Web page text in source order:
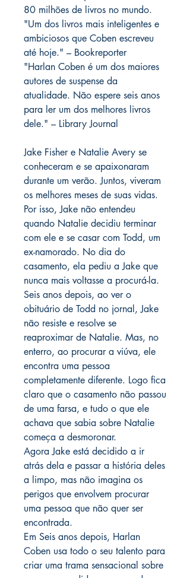
80 milhões de livros no mundo.
"Um dos livros mais inteligentes e
ambiciosos que Coben escreveu
até hoje." – Bookreporter
"Harlan Coben é um dos maiores
autores de suspense da
atualidade. Não espere seis anos
para ler um dos melhores livros
dele." – Library Journal
Jake Fisher e Natalie Avery se
conheceram e se apaixonaram
durante um verão. Juntos, viveram
os melhores meses de suas vidas.
Por isso, Jake não entendeu
quando Natalie decidiu terminar
com ele e se casar com Todd, um
ex-namorado. No dia do
casamento, ela pediu a Jake que
nunca mais voltasse a procurá-la.
Seis anos depois, ao ver o
obituário de Todd no jornal, Jake
não resiste e resolve se
reaproximar de Natalie. Mas, no
enterro, ao procurar a viúva, ele
encontra uma pessoa
completamente diferente. Logo fica
claro que o casamento não passou
de uma farsa, e tudo o que ele
achava que sabia sobre Natalie
começa a desmoronar.
Agora Jake está decidido a ir
atrás dela e passar a história deles
a limpo, mas não imagina os
perigos que envolvem procurar
uma pessoa que não quer ser
encontrada.
Em Seis anos depois, Harlan
Coben usa todo o seu talento para
criar uma trama sensacional sobre